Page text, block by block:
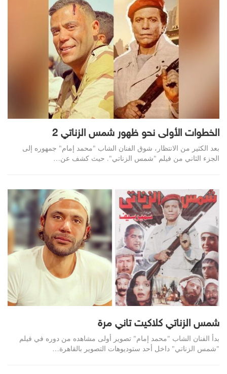
الخطوات الأولى نحو ظهور شمس الزناتي 2
بعد الكثير من الانتظار، شوق الفنان الشاب "محمد إمام" جمهوره إلى
الجزء الثاني من فيلم "شمس الزناتي". حيث كشف عن…
شمس الزناتي كلاكيت تاني مرة
بدأ الفنان الشاب "محمد إمام" تصوير أولى مشاهده من دوره في فيلم
"شمس الزناتي" داخل أحد ستوديوهات التصوير بالقاهرة…